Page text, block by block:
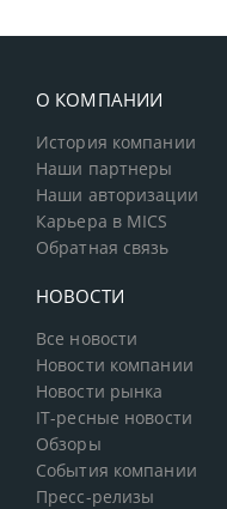
О КОМПАНИИ
История компании
Наши партнеры
Наши авторизации
Карьера в MICS
Обратная связь
НОВОСТИ
Все новости
Новости компании
Новости рынка
IT-ресные новости
Обзоры
События компании
Пресс-релизы